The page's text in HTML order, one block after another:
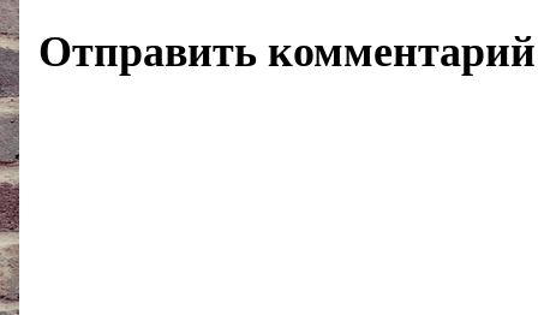
Отправить комментарий